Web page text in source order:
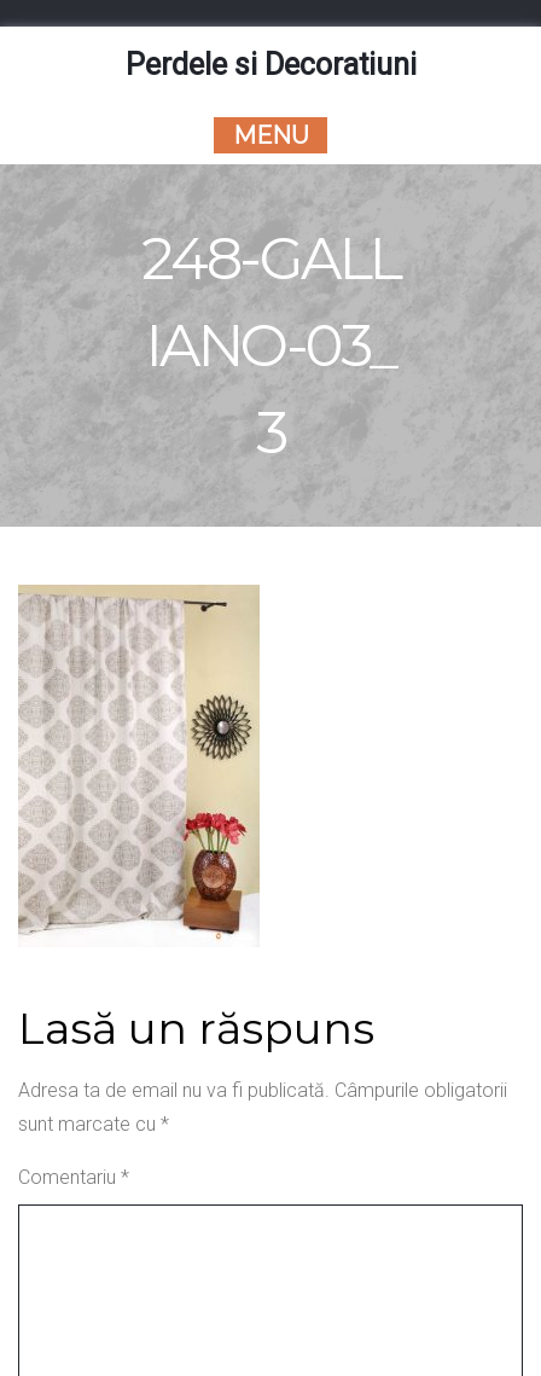
Perdele si Decoratiuni
MENU
248-GALL
IANO-03_
3
Lasă un răspuns
Adresa ta de email nu va fi publicată. Câmpurile obligatorii
sunt marcate cu *
Comentariu *